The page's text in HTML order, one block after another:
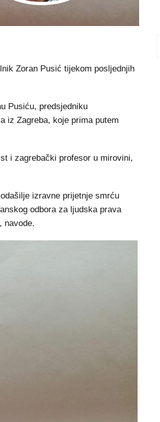
Zoran Pusić tijekom posljednjih
Pusiću, predsjedniku
iz Zagreba, koje prima putem
i zagrebački profesor u mirovini,
izravne prijetnje smrću
odbora za ljudska prava
navode.